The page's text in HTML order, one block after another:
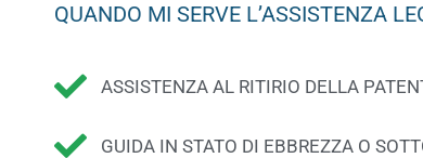
QUANDO MI SERVE L’ASSISTENZA
ASSISTENZA AL RITIRIO DELLA
GUIDA IN STATO DI EBBREZZA O